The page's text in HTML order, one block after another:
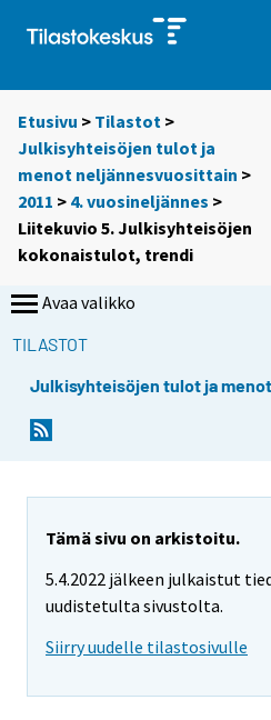
Etusivu > Tilastot >
Julkisyhteisöjen tulot ja
menot neljännesvuosittain >
2011 > 4. vuosineljännes >
Liitekuvio 5. Julkisyhteisöjen
kokonaistulot, trendi
Avaa valikko
TILASTOT
Julkisyhteisöjen tulot ja
Tämä sivu on arkistoitu.
5.4.2022 jälkeen julkaistut
uudistetulta sivustolta.
Siirry uudelle tilastosivulle